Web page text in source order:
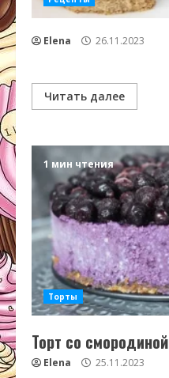
Elena 26.11.2023
Читать далее
1 мин чтения
Торты
Торт со смородиной
Elena 25.11.2023